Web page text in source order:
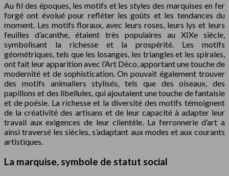
Au fil des époques, les motifs et les styles des marquises en fer
forgé ont évolué pour refléter les goûts et les tendances du
moment. Les motifs floraux, avec leurs roses, leurs lys et leurs
feuilles d’acanthe, étaient très populaires au XIXe siècle,
symbolisant la richesse et la prospérité. Les motifs
géométriques, tels que les losanges, les triangles et les spirales,
ont fait leur apparition avec l’Art Déco, apportant une touche de
modernité et de sophistication. On pouvait également trouver
des motifs animaliers stylisés, tels que des oiseaux, des
papillons et des libellules, qui ajoutaient une touche de fantaisie
et de poésie. La richesse et la diversité des motifs témoignent
de la créativité des artisans et de leur capacité à adapter leur
travail aux exigences de leur clientèle. La ferronnerie d’art a
ainsi traversé les siècles, s’adaptant aux modes et aux courants
artistiques.
La marquise, symbole de statut social